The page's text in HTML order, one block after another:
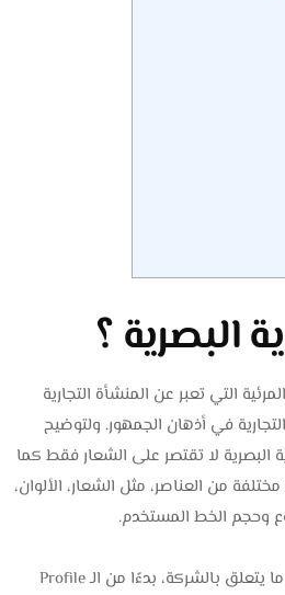
البصرية ؟
التي تعبر عن المنشأة التجارية
في أذهان الجمهور. ولتوضيح
البصرية لا تقتصر على الشعار فقط كما
من العناصر، مثل الشعار، الألوان،
وحجم الخط المستخدم.
تظهر الهوية البصرية في كل ما يتعلق بالشركة، بدءًا من الـ Profile